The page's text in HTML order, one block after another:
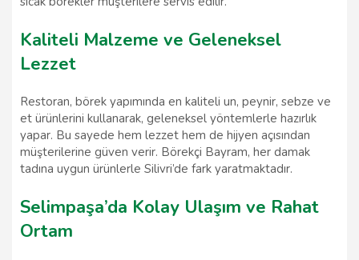
Kaliteli Malzeme ve Geleneksel
Lezzet
Restoran, börek yapımında en kaliteli un, peynir, sebze ve
et ürünlerini kullanarak, geleneksel yöntemlerle hazırlık
yapar. Bu sayede hem lezzet hem de hijyen açısından
müşterilerine güven verir. Börekçi Bayram, her damak
tadına uygun ürünlerle Silivri’de fark yaratmaktadır.
Selimpaşa’da Kolay Ulaşım ve Rahat
Ortam